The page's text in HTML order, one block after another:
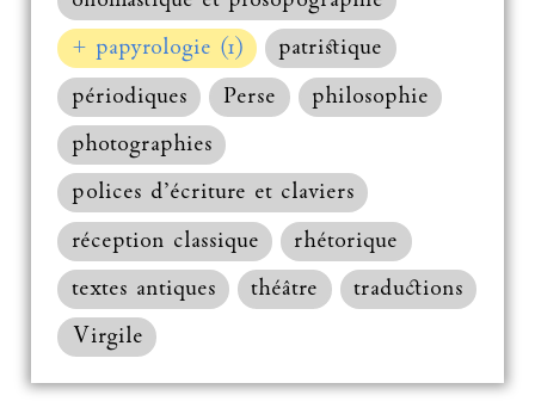
+ papyrologie (1)
patristique
périodiques
Perse
philosophie
photographies
polices d’écriture et claviers
réception classique
rhétorique
textes antiques
théâtre
traductions
Virgile